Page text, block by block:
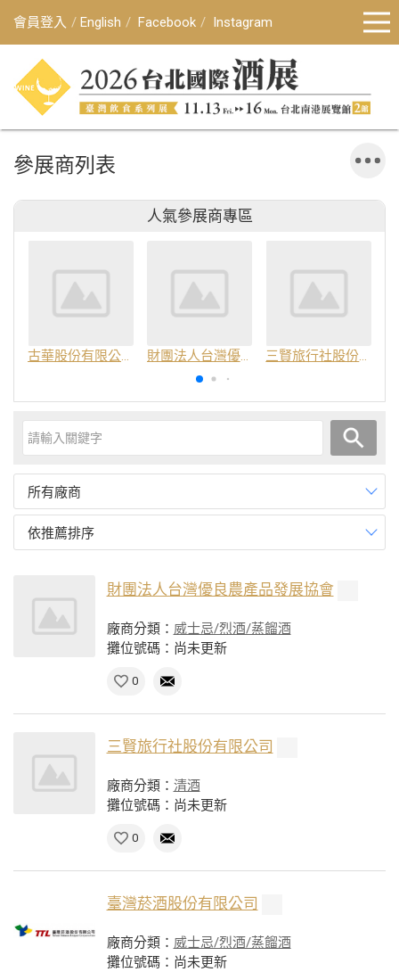
會員登入 English Facebook Instagram
參展商列表
人氣參展商專區
古華股份有限公司 財團法人台灣優良農產品發展協會 三賢旅行社股份有限公司
所有廠商
依推薦排序
財團法人台灣優良農產品發展協會
廠商分類： 威士忌/烈酒/蒸餾酒
攤位號碼：尚未更新
0
三賢旅行社股份有限公司
廠商分類： 清酒
攤位號碼：尚未更新
0
臺灣菸酒股份有限公司
廠商分類： 威士忌/烈酒/蒸餾酒
攤位號碼：尚未更新